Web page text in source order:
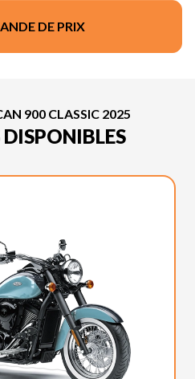
DE PRIX
900 CLASSIC 2025